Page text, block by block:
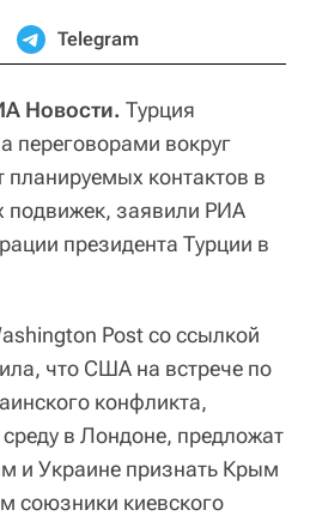
Telegram
Новости. Турция
переговорами вокруг
контактов в
подвижек, заявили РИА
президента Турции в
Post со ссылкой
что США на встрече по
конфликта,
среду в Лондоне, предложат
и Украине признать Крым
союзники киевского